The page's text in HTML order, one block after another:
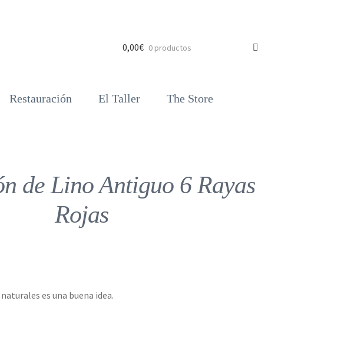
0,00€ 0 productos
Restauración El Taller The Store
de Lino Antiguo 6 Rayas
Rojas
es una buena idea.